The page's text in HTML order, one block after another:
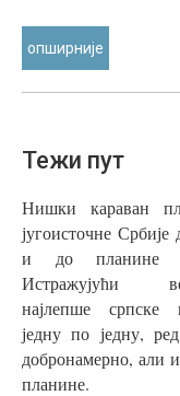
опширније
Тежи пут
Нишки караван
југоисточне Србије
и до планине
Истражујући
најлепше српске
једну по једну,
добронамерно, али
планине.